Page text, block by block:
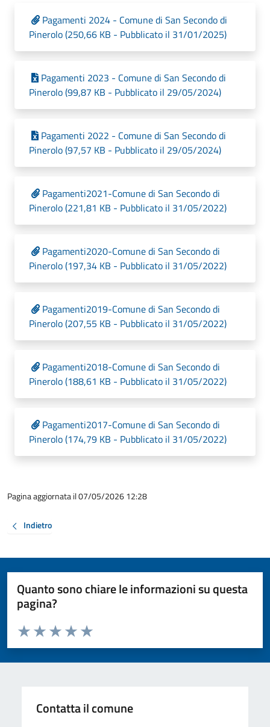
Pagamenti 2024 - Comune di San Secondo di
Pinerolo (250,66 KB - Pubblicato il 31/01/2025)
Pagamenti 2023 - Comune di San Secondo di
Pinerolo (99,87 KB - Pubblicato il 29/05/2024)
Pagamenti 2022 - Comune di San Secondo di
Pinerolo (97,57 KB - Pubblicato il 29/05/2024)
Pagamenti2021-Comune di San Secondo di
Pinerolo (221,81 KB - Pubblicato il 31/05/2022)
Pagamenti2020-Comune di San Secondo di
Pinerolo (197,34 KB - Pubblicato il 31/05/2022)
Pagamenti2019-Comune di San Secondo di
Pinerolo (207,55 KB - Pubblicato il 31/05/2022)
Pagamenti2018-Comune di San Secondo di
Pinerolo (188,61 KB - Pubblicato il 31/05/2022)
Pagamenti2017-Comune di San Secondo di
Pinerolo (174,79 KB - Pubblicato il 31/05/2022)
Pagina aggiornata il 07/05/2026 12:28
Indietro
Quanto sono chiare le informazioni su questa
pagina?
Valuta da 1 a 5 stelle la pagina
Valuta 5 stelle su 5
Valuta 4 stelle su 5
Valuta 3 stelle su 5
Valuta 2 stelle su 5
Valuta 1 stelle su 5
Contatta il comune